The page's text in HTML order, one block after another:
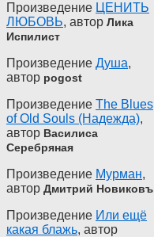
Произведение ЦЕНИТЬ
ЛЮБОВЬ, автор Лика
Испилист
Произведение Душа,
автор pogost
Произведение The Blues
of Old Souls (Надежда),
автор Василиса
Серебряная
Произведение Мурман,
автор Дмитрий Новиковъ
Произведение Или ещё
какая блажь, автор